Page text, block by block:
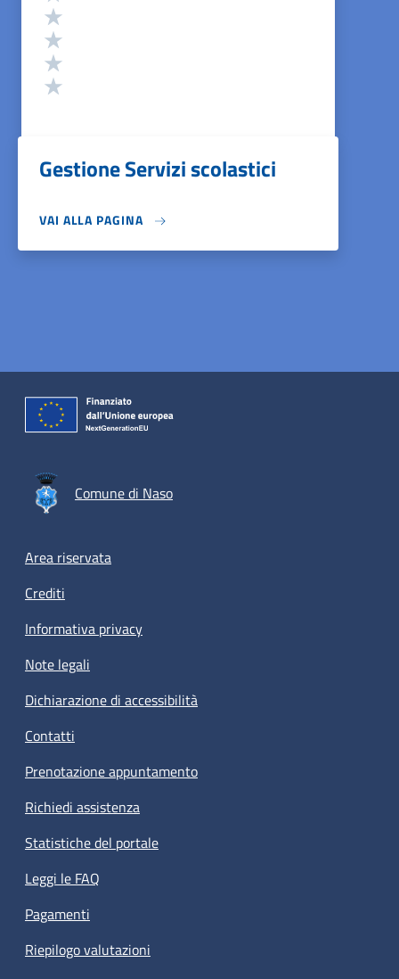
Gestione Servizi scolastici
VAI ALLA PAGINA
Comune di Naso
Footer menu
Area riservata
Crediti
Informativa privacy
Note legali
Dichiarazione di accessibilità
Contatti
Prenotazione appuntamento
Richiedi assistenza
Statistiche del portale
Leggi le FAQ
Pagamenti
Riepilogo valutazioni